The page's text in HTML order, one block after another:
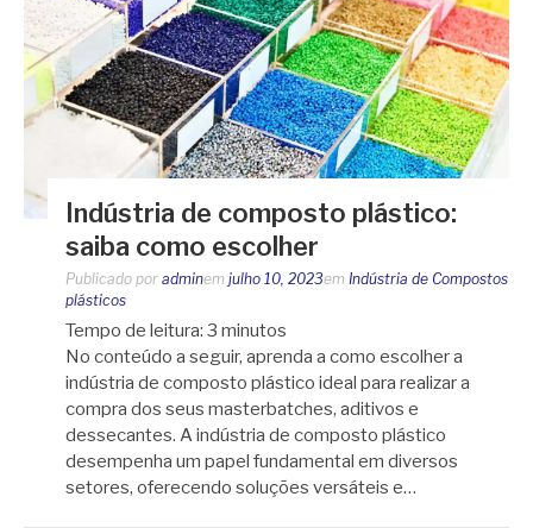
Indústria de composto plástico:
saiba como escolher
Publicado por adminem julho 10, 2023em Indústria de Compostos
plásticos
Tempo de leitura: 3 minutos
No conteúdo a seguir, aprenda a como escolher a
indústria de composto plástico ideal para realizar a
compra dos seus masterbatches, aditivos e
dessecantes. A indústria de composto plástico
desempenha um papel fundamental em diversos
setores, oferecendo soluções versáteis e…